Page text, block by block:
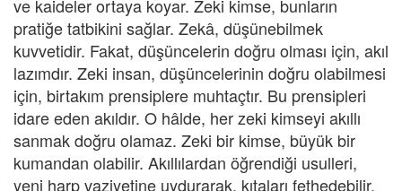
ve kaideler ortaya koyar. Zeki kimse, bunların
pratiğe tatbikini sağlar. Zekâ, düşünebilmek
kuvvetidir. Fakat, düşüncelerin doğru olması için, akıl
lazımdır. Zeki insan, düşüncelerinin doğru olabilmesi
için, birtakım prensiplere muhtaçtır. Bu prensipleri
idare eden akıldır. O hâlde, her zeki kimseyi akıllı
sanmak doğru olamaz. Zeki bir kimse, büyük bir
kumandan olabilir. Akıllılardan öğrendiği usulleri,
yeni harp vaziyetine uydurarak, kıtaları fethedebilir.